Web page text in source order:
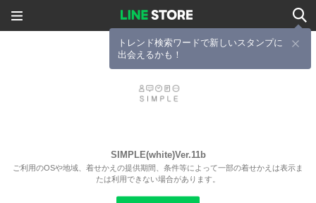
トレンド検索ワードで新しいスタンプに
出会えるかも！
SIMPLE(white)Ver.11b
ご利用のOSや地域、着せかえの提供期間、条件等によって一部の着せかえは表示ま
たは利用できない場合があります。